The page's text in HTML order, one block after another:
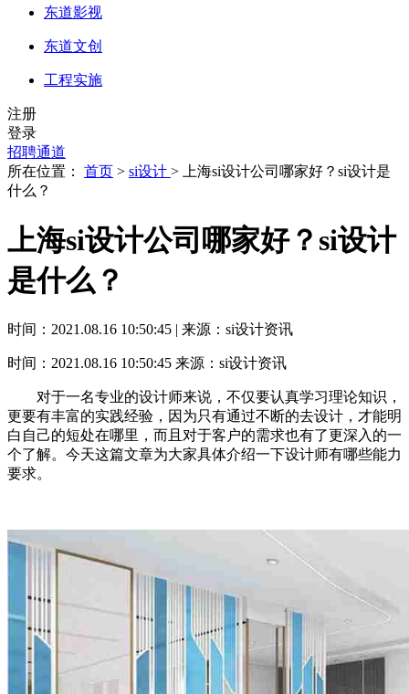
东道影视
东道文创
工程实施
注册
登录
招聘通道
所在位置： 首页 > si设计 > 上海si设计公司哪家好？si设计是
什么？
上海si设计公司哪家好？si设计
是什么？
时间：2021.08.16 10:50:45 | 来源：si设计资讯
时间：2021.08.16 10:50:45 来源：si设计资讯
对于一名专业的设计师来说，不仅要认真学习理论知识，
更要有丰富的实践经验，因为只有通过不断的去设计，才能明
白自己的短处在哪里，而且对于客户的需求也有了更深入的一
个了解。今天这篇文章为大家具体介绍一下设计师有哪些能力
要求。